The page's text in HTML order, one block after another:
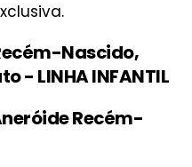
Nascido,
- LINHA INFANTIL
Recém-